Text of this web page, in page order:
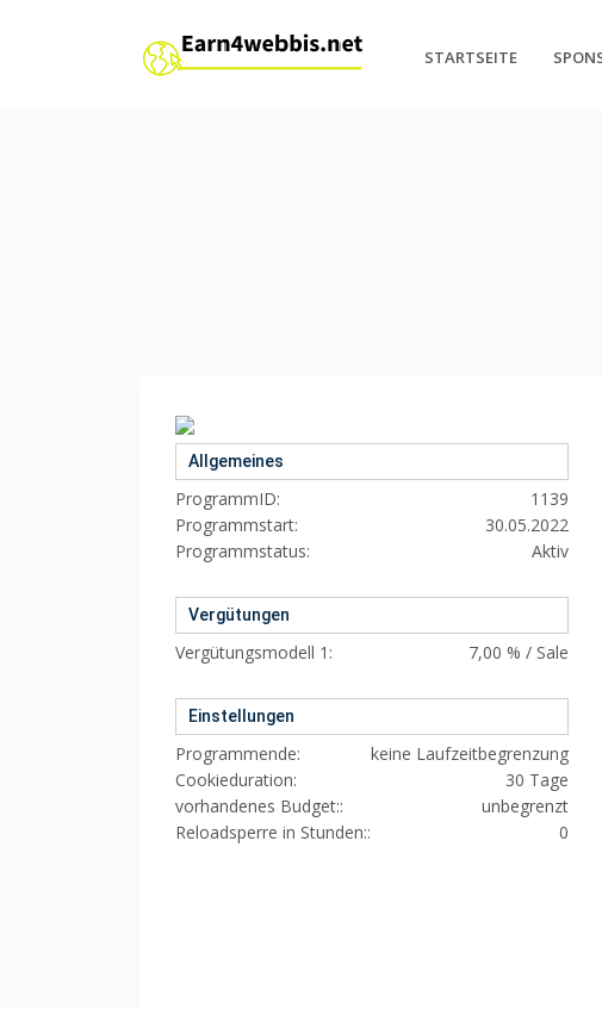
STARTSEITE
Allgemeines
ProgrammID:
1139
Programmstart:
30.05.2022
Programmstatus:
Aktiv
Vergütungen
Vergütungsmodell 1: 7,00 % / Sale
Einstellungen
Programmende:
keine Laufzeitbegrenzung
Cookieduration:
30 Tage
vorhandenes Budget::
unbegrenzt
Reloadsperre in Stunden::
0